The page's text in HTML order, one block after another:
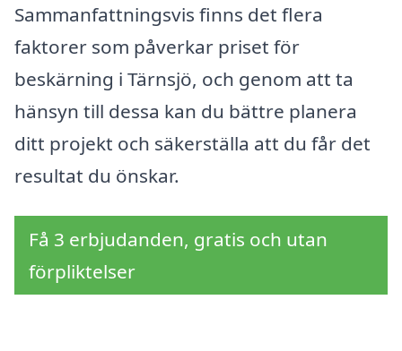
Sammanfattningsvis finns det flera
faktorer som påverkar priset för
beskärning i Tärnsjö, och genom att ta
hänsyn till dessa kan du bättre planera
ditt projekt och säkerställa att du får det
resultat du önskar.
Få 3 erbjudanden, gratis och utan
förpliktelser